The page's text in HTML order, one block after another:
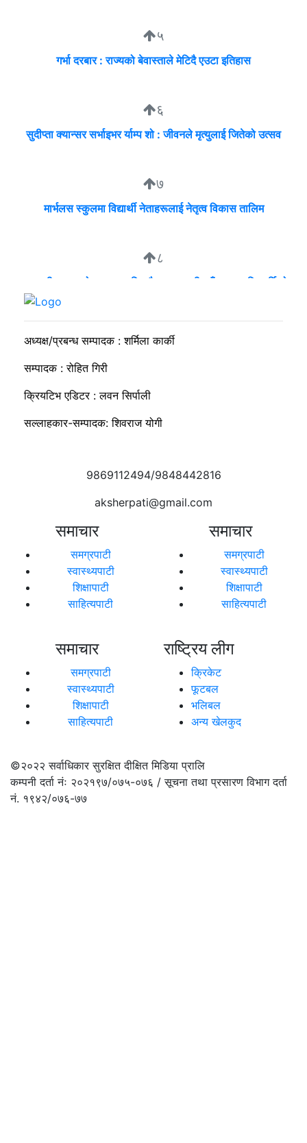
५
गर्भा दरबार : राज्यको बेवास्ताले मेटिदै एउटा इतिहास
६
सुदीप्ता क्यान्सर सर्भाइभर र्याम्प शो : जीवनले मृत्युलाई जितेको उत्सव
७
मार्भलस स्कुलमा विद्यार्थी नेताहरूलाई नेतृत्व विकास तालिम
८
व्यवसायी मुन्दडाको घरमा एकाबिहानै खानतलासी, पाँच घन्टापछि फर्कियो
अध्यक्ष/प्रबन्ध सम्पादक : शर्मिला कार्की
सम्पादक : रोहित गिरी
क्रियटिभ एडिटर : लवन सिर्पाली
सल्लाहकार-सम्पादक: शिवराज योगी
9869112494/9848442816
aksherpati@gmail.com
समाचार
समग्रपाटी
स्वास्थ्यपाटी
शिक्षापाटी
साहित्यपाटी
समाचार
समग्रपाटी
स्वास्थ्यपाटी
शिक्षापाटी
साहित्यपाटी
समाचार
समग्रपाटी
स्वास्थ्यपाटी
शिक्षापाटी
साहित्यपाटी
राष्ट्रिय लीग
क्रिकेट
फूटबल
भलिबल
अन्य खेलकुद
©२०२२सर्वाधिकार सुरक्षित दीक्षित मिडिया प्रालि
कम्पनी दर्ता नंः २०२१९७/०७५-०७६ / सूचना तथा प्रसारण विभाग दर्ता
नं. १९४२/०७६-७७